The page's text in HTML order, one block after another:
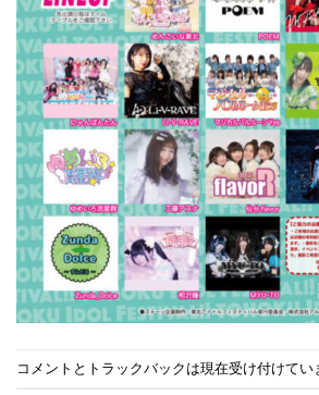
コメントとトラックバックは現在受け付けてい